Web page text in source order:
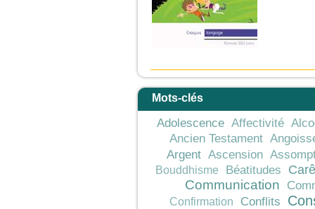
Mots-clés
Adolescence Affectivité
Ancien Testament
Argent Ascension
Bouddhisme Béatitudes
Communication
Confirmation Conflits